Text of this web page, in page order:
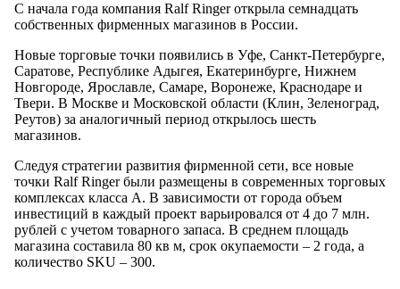
С начала года компания Ralf Ringer открыла семнадцать
собственных фирменных магазинов в России.
Новые торговые точки появились в Уфе, Санкт-Петербурге,
Саратове, Республике Адыгея, Екатеринбурге, Нижнем
Новгороде, Ярославле, Самаре, Воронеже, Краснодаре и
Твери. В Москве и Московской области (Клин, Зеленоград,
Реутов) за аналогичный период открылось шесть
магазинов.
Следуя стратегии развития фирменной сети, все новые
точки Ralf Ringer были размещены в современных торговых
комплексах класса А. В зависимости от города объем
инвестиций в каждый проект варьировался от 4 до 7 млн.
рублей с учетом товарного запаса. В среднем площадь
магазина составила 80 кв м, срок окупаемости – 2 года, а
количество SKU – 300.